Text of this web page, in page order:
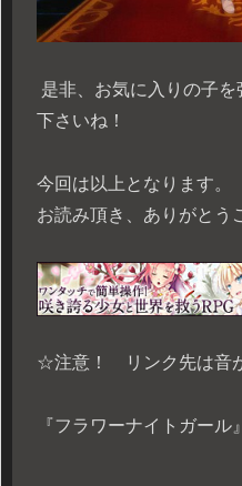
是非、お気に入りの子
下さいね！
今回は以上となります。
お読み頂き、ありがとう
☆注意！ リンク先は音
『フラワーナイトガー